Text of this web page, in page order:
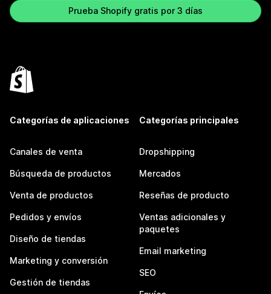
Prueba Shopify gratis por 3 días
Categorías de aplicaciones
Canales de venta
Búsqueda de productos
Venta de productos
Pedidos y envíos
Diseño de tiendas
Marketing y conversión
Gestión de tiendas
Categorías principales
Dropshipping
Mercados
Reseñas de producto
Ventas adicionales y
paquetes
Email marketing
SEO